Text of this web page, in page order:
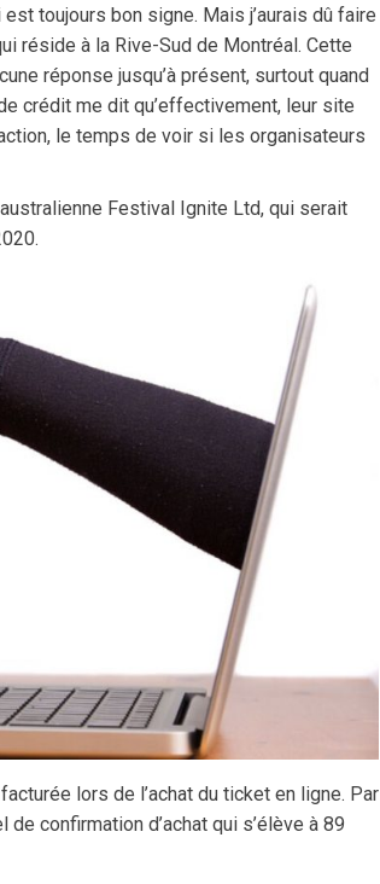
est toujours bon signe. Mais j’aurais dû faire
réside à la Rive-Sud de Montréal. Cette
réponse jusqu’à présent, surtout quand
crédit me dit qu’effectivement, leur site
le temps de voir si les organisateurs
Festival Ignite Ltd, qui serait
lors de l’achat du ticket en ligne. Par
confirmation d’achat qui s’élève à 89